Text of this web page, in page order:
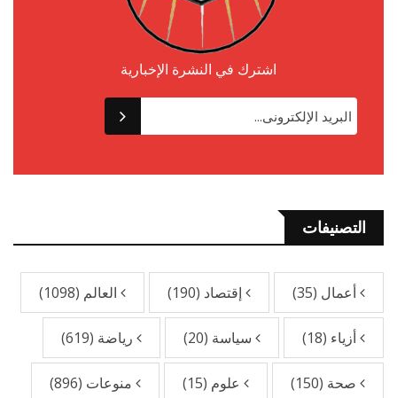
اشترك في النشرة الإخبارية
التصنيفات
أعمال (35) إقتصاد (190) العالم (1098)
أزياء (18) سياسة (20) رياضة (619)
صحة (150) علوم (15) منوعات (896)